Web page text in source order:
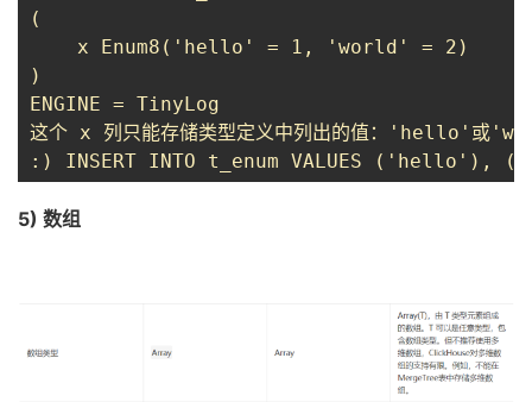
(
x Enum8('hello' = 1, 'world' = 2)
)
ENGINE = TinyLog
这个 x 列只能存储类型定义中列出的值：'hello'或
:) INSERT INTO t_enum VALUES
5) 数组